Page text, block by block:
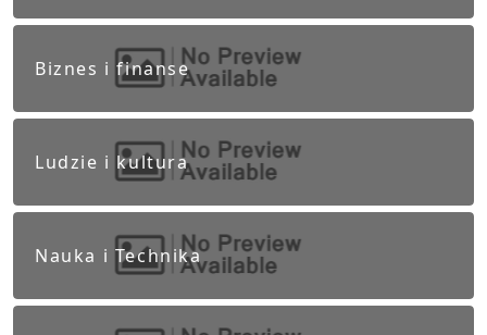
Biznes i finanse
Ludzie i kultura
Nauka i Technika